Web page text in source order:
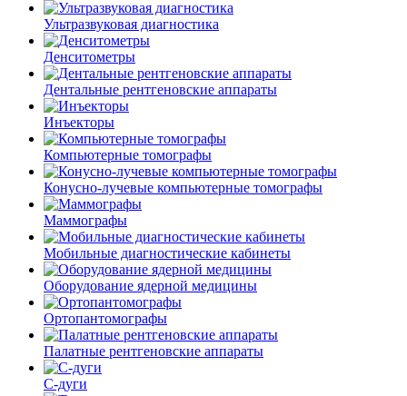
Ультразвуковая диагностика
Денситометры
Дентальные рентгеновские аппараты
Инъекторы
Компьютерные томографы
Конусно-лучевые компьютерные томографы
Маммографы
Мобильные диагностические кабинеты
Оборудование ядерной медицины
Ортопантомографы
Палатные рентгеновские аппараты
С-дуги